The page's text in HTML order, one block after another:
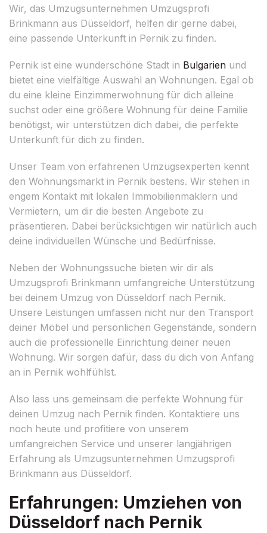
Wir, das Umzugsunternehmen Umzugsprofi
Brinkmann aus Düsseldorf, helfen dir gerne dabei,
eine passende Unterkunft in Pernik zu finden.
Pernik ist eine wunderschöne Stadt in Bulgarien und
bietet eine vielfältige Auswahl an Wohnungen. Egal ob
du eine kleine Einzimmerwohnung für dich alleine
suchst oder eine größere Wohnung für deine Familie
benötigst, wir unterstützen dich dabei, die perfekte
Unterkunft für dich zu finden.
Unser Team von erfahrenen Umzugsexperten kennt
den Wohnungsmarkt in Pernik bestens. Wir stehen in
engem Kontakt mit lokalen Immobilienmaklern und
Vermietern, um dir die besten Angebote zu
präsentieren. Dabei berücksichtigen wir natürlich auch
deine individuellen Wünsche und Bedürfnisse.
Neben der Wohnungssuche bieten wir dir als
Umzugsprofi Brinkmann umfangreiche Unterstützung
bei deinem Umzug von Düsseldorf nach Pernik.
Unsere Leistungen umfassen nicht nur den Transport
deiner Möbel und persönlichen Gegenstände, sondern
auch die professionelle Einrichtung deiner neuen
Wohnung. Wir sorgen dafür, dass du dich von Anfang
an in Pernik wohlfühlst.
Also lass uns gemeinsam die perfekte Wohnung für
deinen Umzug nach Pernik finden. Kontaktiere uns
noch heute und profitiere von unserem
umfangreichen Service und unserer langjährigen
Erfahrung als Umzugsunternehmen Umzugsprofi
Brinkmann aus Düsseldorf.
Erfahrungen: Umziehen von
Düsseldorf nach Pernik